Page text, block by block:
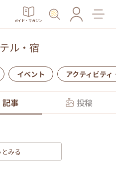
ガイド・マガジン
ル・宿
イベント アクティビティ
記事 投稿
みる